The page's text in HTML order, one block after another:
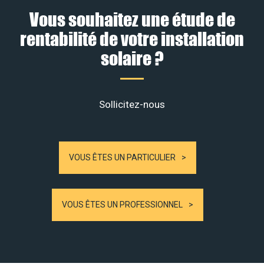
Vous souhaitez une étude de
rentabilité de votre installation
solaire ?
Sollicitez-nous
VOUS ÊTES UN PARTICULIER
VOUS ÊTES UN PROFESSIONNEL